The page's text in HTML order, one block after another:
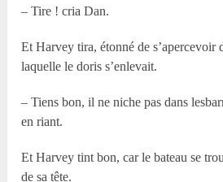
– Tire ! cria Dan.
Et Harvey tira, étonné de s’apercevoir
laquelle le doris s’enlevait.
– Tiens bon, il ne niche pas dans
en riant.
Et Harvey tint bon, car le bateau se
de sa tête.